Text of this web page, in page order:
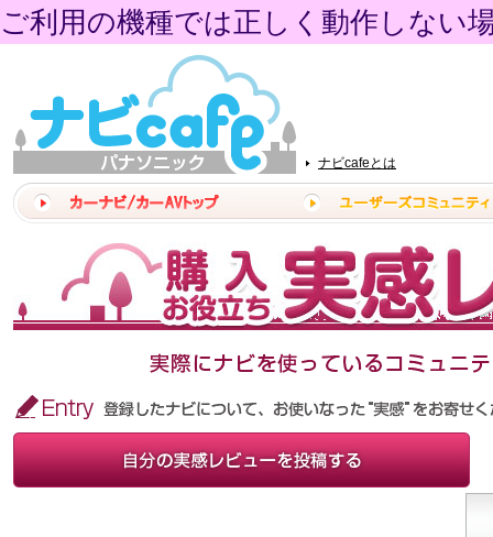
ご利用の機種では正しく動作しない
ナビcafeとは